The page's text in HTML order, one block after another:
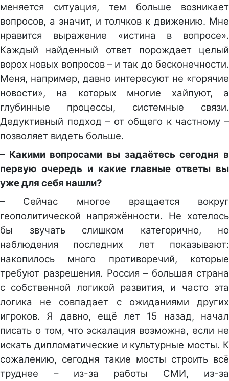
меняется ситуация, тем больше возникает
вопросов, а значит, и толчков к движению. Мне
нравится выражение «истина в вопросе».
Каждый найденный ответ порождает целый
ворох новых вопросов – и так до бесконечности.
Меня, например, давно интересуют не «горячие
новости», на которых многие хайпуют, а
глубинные процессы, системные связи.
Дедуктивный подход – от общего к частному –
позволяет видеть больше.
– Какими вопросами вы задаётесь сегодня в
первую очередь и какие главные ответы вы
уже для себя нашли?
– Сейчас многое вращается вокруг
геополитической напряжённости. Не хотелось
бы звучать слишком категорично, но
наблюдения последних лет показывают:
накопилось много противоречий, которые
требуют разрешения. Россия – большая страна
с собственной логикой развития, и часто эта
логика не совпадает с ожиданиями других
игроков. Я давно, ещё лет 15 назад, начал
писать о том, что эскалация возможна, если не
искать дипломатические и культурные мосты. К
сожалению, сегодня такие мосты строить всё
труднее – из-за работы СМИ, из-за